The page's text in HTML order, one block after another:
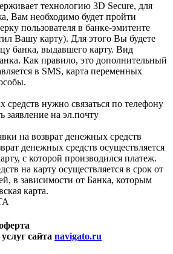
технологию 3D Secure, для
Вам необходимо будет пройти
пользователя в банке-эмитенте
Вашу карту). Для этого Вы будете
банка, выдавшего карту. Вид
Как правило, это дополнительный
в SMS, карта переменных
средств нужно связаться по телефону
заявление на эл.почту
на возврат денежных средств
денежных средств осуществляется
с которой производился платеж.
на карту осуществляется в срок от
в зависимости от Банка, которым
карта.
сайта navigato.ru